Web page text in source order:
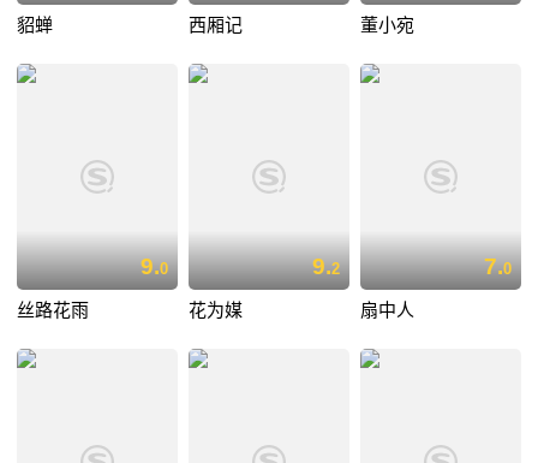
貂蝉 西厢记 董小宛
9.0
丝路花雨
9.2
花为媒
7.0
扇中人